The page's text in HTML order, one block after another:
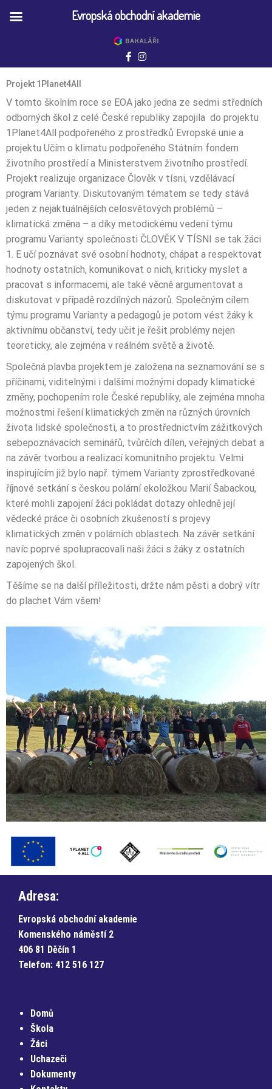
Projekt 1Planet4All
V tomto školním roce se EOA jako jedna ze sedmi středních
odborných škol z celé České republiky zapojila do projektu
1Planet4All podpořeného z prostředků Evropské unie a
projektu Učím o klimatu podpořeného Státním fondem
životního prostředí a Ministerstvem životního prostředí.
Projekt realizuje organizace Člověk v tísni, vzdělávací
program Varianty. Diskutovaným tématem se tedy stává
jeden z nejaktuálnějších celosvětových problémů –
klimatická změna – a díky metodickému vedení týmu
programu Varianty společnosti ČLOVĚK V TÍSNI se tak žáci
1. E učí poznávat své osobní hodnoty, chápat a respektovat
hodnoty ostatních, komunikovat o nich, kriticky myslet a
pracovat s informacemi, ale také věcně argumentovat a
diskutovat v případě rozdílných názorů. Společným cílem
týmu programu Varianty a pedagogů je potom vést žáky k
aktivnímu občanství, tedy učit je řešit problémy nejen
teoreticky, ale zejména v reálném světě a životě.
Společná plavba projektem je založena na seznamování se s
příčinami, viditelnými i dalšími možnými dopady klimatické
změny, pochopením role České republiky, ale zejména mnoha
možnostmi řešení klimatických změn na různých úrovních
života lidské společnosti, a to prostřednictvím zážitkových
sebepoznávacích seminářů, tvůrčích dílen, veřejných debat a
na závěr tvorbou a realizací komunitního projektu. Velmi
inspirujícím již bylo např. týmem Varianty zprostředkované
říjnové setkání s českou polární ekoložkou Marií Šabackou,
které mohli zapojení žáci pokládat dotazy ohledně její
vědecké práce či osobních zkušeností s projevy
klimatických změn v polárních oblastech. Na závěr setkání
navíc poprvé spolupracovali naši žáci s žáky z ostatních
zapojených škol.
Těšíme se na další příležitosti, držte nám pěsti a dobrý vítr
do plachet Vám všem!
Adresa:
Evropská obchodní akademie
Komenského náměstí 2
406 81 Děčín 1
Telefon: 412 516 127
Domů
Škola
Žáci
Uchazeči
Dokumenty
Evropská obchodní akademie